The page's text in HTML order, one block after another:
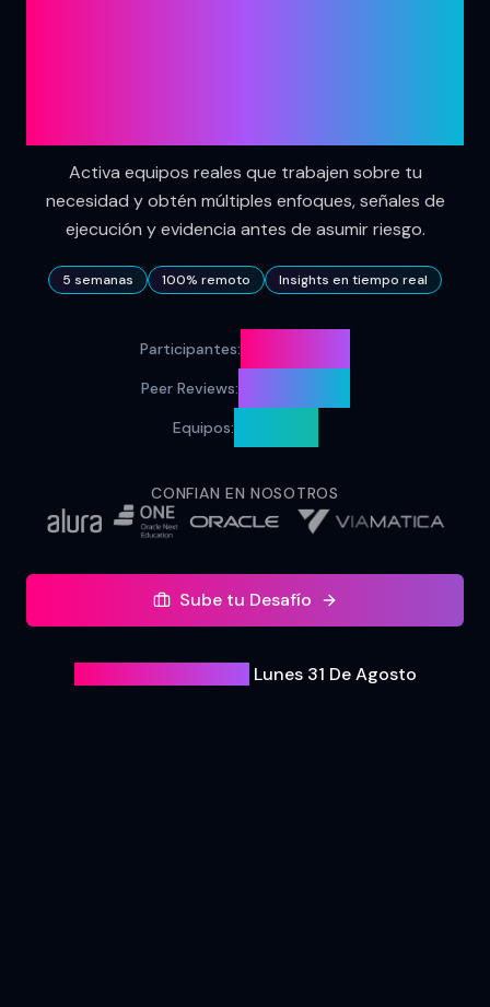
Activa equipos reales que trabajen sobre tu
necesidad y obtén múltiples enfoques, señales de
ejecución y evidencia antes de asumir riesgo.
5 semanas 100% remoto Insights en tiempo real
Participantes:
Peer Reviews:
Equipos:
CONFIAN EN NOSOTROS
Sube tu Desafío
Lunes 31 DeAgosto